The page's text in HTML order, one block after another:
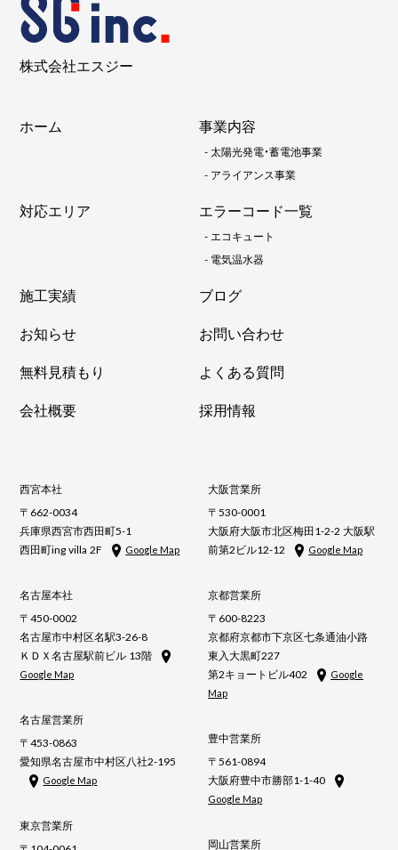
株式会社エスジー
ホーム 事業内容
-太陽光発電・蓄電池事業
- アライアンス事業
対応エリア エラーコード一覧
- エコキュート
- 電気温水器
施工実績
ブログ
お知らせ
お問い合わせ
無料見積もり
よくある質問
会社概要
採用情報
西宮本社
〒662-0034
兵庫県西宮市西田町5-1
西田町ing villa 2F
Google Map
名古屋本社
〒450-0002
名古屋市中村区名駅3-26-8
ＫＤＸ名古屋駅前ビル 13階
Google Map
名古屋営業所
〒453-0863
愛知県名古屋市中村区八社2-195
Google Map
東京営業所
大阪営業所
〒530-0001
大阪府大阪市北区梅田1-2-2 大阪駅
前第2ビル12-12
Google Map
京都営業所
〒600-8223
京都府京都市下京区七条通油小路
東入大黒町227
第2キョートビル402
Google
Map
豊中営業所
〒561-0894
大阪府豊中市勝部1-1-40
Google Map
岡山営業所